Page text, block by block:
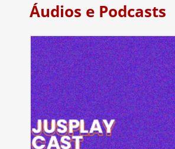
Áudios e Podcasts